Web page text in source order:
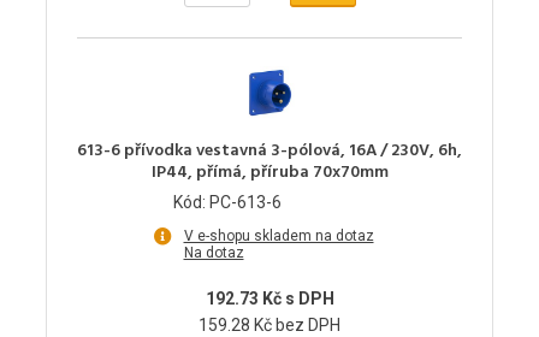
613-6 přívodka vestavná 3-pólová, 16A / 230V, 6h,
IP44, přímá, příruba 70x70mm
Kód: PC-613-6
V e-shopu skladem na dotaz
Na dotaz
192.73 Kč s DPH
159.28 Kč bez DPH